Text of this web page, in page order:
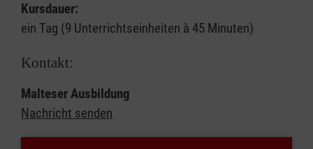
Kursdauer:
ein Tag (9 Unterrichtseinheiten à 45 Minuten)
Kontakt:
Malteser Ausbildung
Nachricht senden